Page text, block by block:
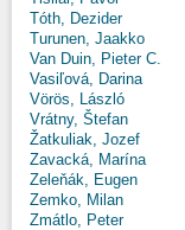
Tóth, Dezider
Turunen, Jaakko
Van Duin, Pieter C.
Vasiľová, Darina
Vörös, László
Vrátny, Štefan
Žatkuliak, Jozef
Zavacká, Marína
Zeleňák, Eugen
Zemko, Milan
Zmátlo, Peter